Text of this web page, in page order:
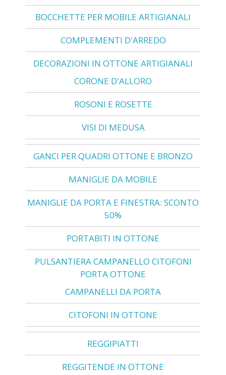
BOCCHETTE PER MOBILE ARTIGIANALI
COMPLEMENTI D'ARREDO
DECORAZIONI IN OTTONE ARTIGIANALI
CORONE D'ALLORO
ROSONI E ROSETTE
VISI DI MEDUSA
GANCI PER QUADRI OTTONE E BRONZO
MANIGLIE DA MOBILE
MANIGLIE DA PORTA E FINESTRA: SCONTO
50%
PORTABITI IN OTTONE
PULSANTIERA CAMPANELLO CITOFONI
PORTA OTTONE
CAMPANELLI DA PORTA
CITOFONI IN OTTONE
REGGIPIATTI
REGGITENDE IN OTTONE